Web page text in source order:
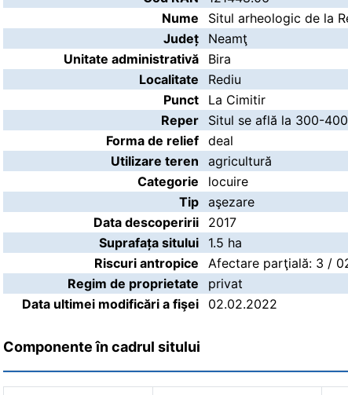
Nume
Situl arheologic de la
Județ
Neamţ
Unitate administrativă
Bira
Localitate
Rediu
Punct
La Cimitir
Reper
Situl se află la 300-
Forma de relief deal
Utilizare teren
agricultură
Categorie
locuire
Tip aşezare
Data descoperirii
2017
Suprafața sitului
1.5 ha
Riscuri antropice
Afectare parţială: 3 /
Regim de proprietate
privat
Data ultimei modificări a fişei
02.02.2022
Componente în cadrul sitului